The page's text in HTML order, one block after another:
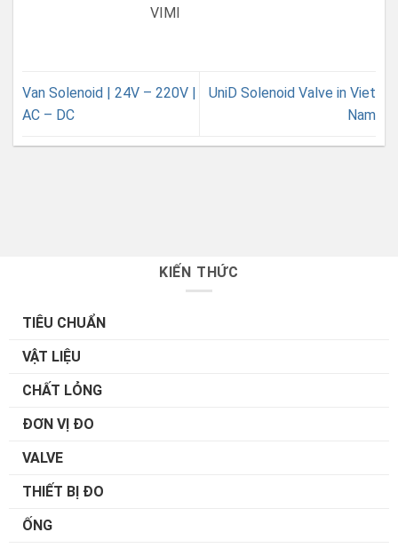
VIMI
Van Solenoid | 24V – 220V |
AC – DC
UniD Solenoid Valve in Viet
Nam
KIẾN THỨC
TIÊU CHUẨN
VẬT LIỆU
CHẤT LỎNG
ĐƠN VỊ ĐO
VALVE
THIẾT BỊ ĐO
ỐNG